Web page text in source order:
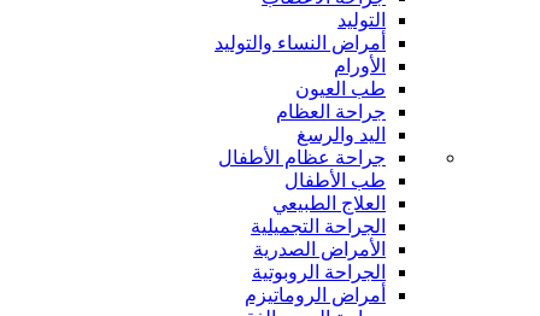
التوليد
أمراض النساء والتوليد
الأورام
طب العيون
جراحة العظام
اليد والرسغ
جراحة عظام الأطفال
طب الأطفال
العلاج الطبيعي
الجراحة التجميلية
الأمراض الصدرية
الجراحة الروبوتية
أمراض الروماتيزم